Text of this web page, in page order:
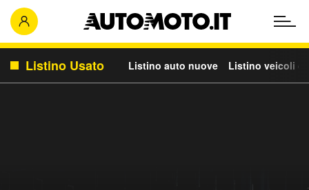
Listino Usato Listino auto nuove Listino veicoli